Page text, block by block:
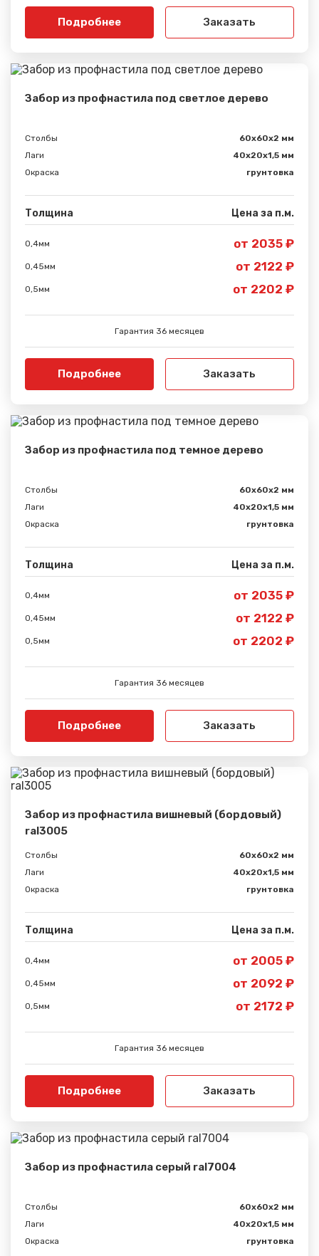
Подробнее Заказать
Забор из профнастила под светлое дерево
Столбы
60х60х2 мм
Лаги
40х20х1,5 мм
Окраска
грунтовка
Толщина Цена за п.м.
0,4мм от 2035 ₽
0,45мм от 2122 ₽
0,5мм от 2202 ₽
Гарантия 36 месяцев
Подробнее Заказать
Забор из профнастила под темное дерево
Столбы
60х60х2 мм
Лаги
40х20х1,5 мм
Окраска
грунтовка
Толщина Цена за п.м.
0,4мм от 2035 ₽
0,45мм от 2122 ₽
0,5мм от 2202 ₽
Гарантия 36 месяцев
Подробнее Заказать
Забор из профнастила вишневый (бордовый)
ral3005
Столбы
60х60х2 мм
Лаги
40х20х1,5 мм
Окраска
грунтовка
Толщина Цена за п.м.
0,4мм от 2005 ₽
0,45мм от 2092 ₽
0,5мм от 2172 ₽
Гарантия 36 месяцев
Подробнее Заказать
Забор из профнастила серый ral7004
Столбы
60х60х2 мм
Лаги
40х20х1,5 мм
Окраска
грунтовка
Сообщение успешно
Спасибо за обращение, наш специалист свяжется с
Вами.